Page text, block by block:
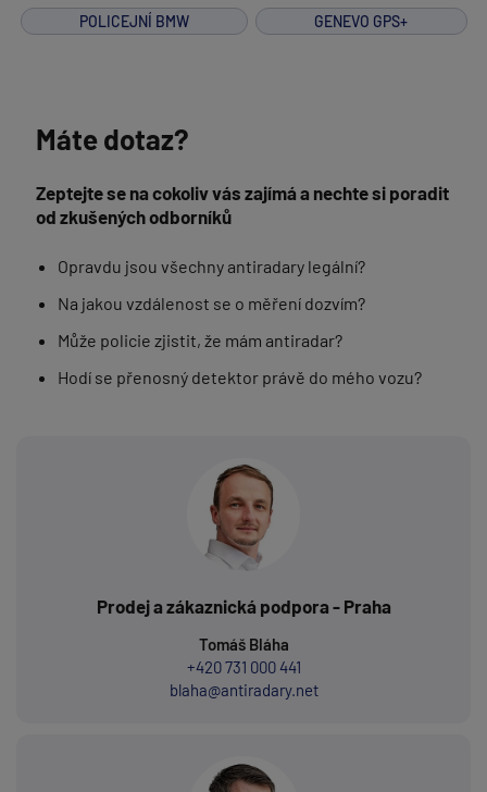
POLICEJNÍ BMW
GENEVO GPS+
Máte dotaz?
Zeptejte se na cokoliv vás zajímá a nechte si poradit
od zkušených odborníků
Opravdu jsou všechny antiradary legální?
Na jakou vzdálenost se o měření dozvím?
Může policie zjistit, že mám antiradar?
Hodí se přenosný detektor právě do mého vozu?
Prodej a zákaznická podpora - Praha
Tomáš Bláha
+420 731 000 441
blaha@antiradary.net